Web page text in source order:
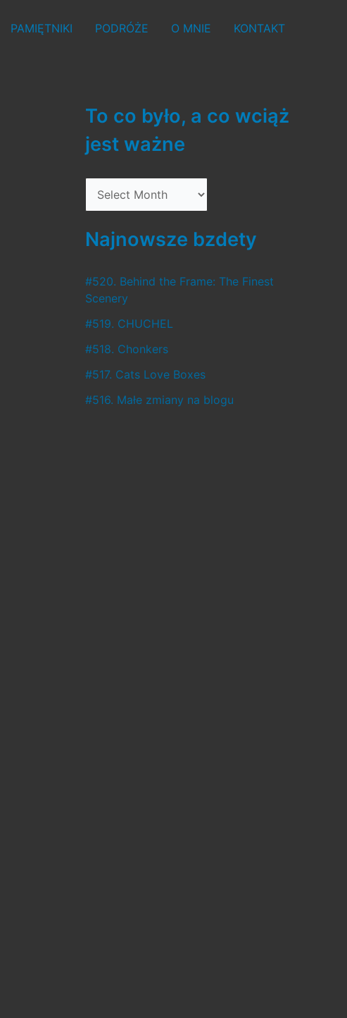
PAMIĘTNIKI PODRÓŻE O MNIE KONTAKT
To co było, a co wciąż
jest ważne
o
c
b
y
ł
o
,
Najnowsze bzdety
#520. Behind the Frame: The Finest
Scenery
#519. CHUCHEL
#518. Chonkers
#517. Cats Love Boxes
#516. Małe zmiany na blogu